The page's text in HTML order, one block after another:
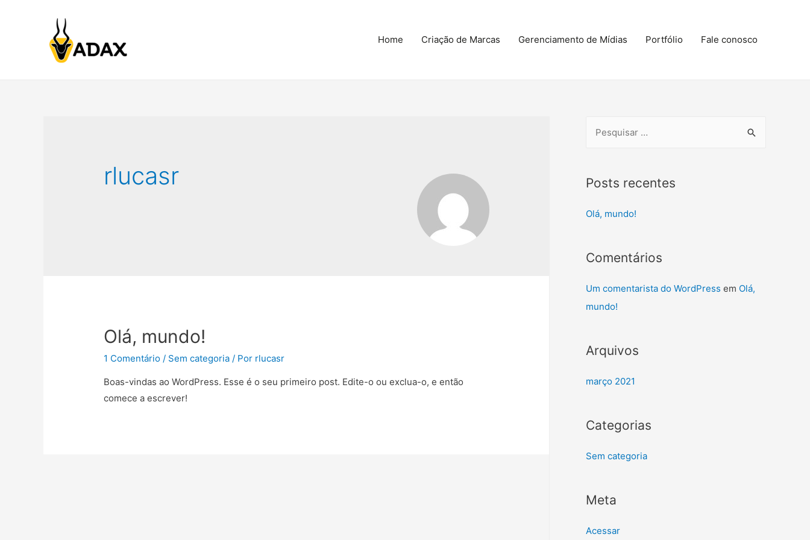
Home Criação de Marcas Gerenciamento de Mídias Portfólio Fale conosco
rlucasr
Olá, mundo!
1 Comentário / Sem categoria / Por rlucasr
Boas-vindas ao WordPress. Esse é o seu primeiro post. Edite-o ou exclua-o, e então
comece a escrever!
q
i
a
p
o
Posts recentes
Olá, mundo!
Comentários
Um comentarista do WordPress em Olá,
mundo!
Arquivos
março 2021
Categorias
Sem categoria
Meta
Acessar